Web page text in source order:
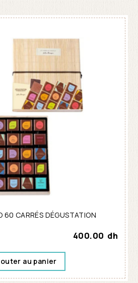
60 CARRÉS DÉGUSTATION
400.00 dh
au panier